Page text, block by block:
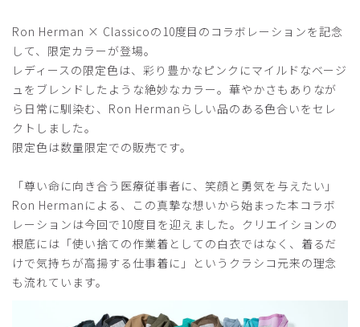
このロンハーマンのシリーズは綿混合なので肌にもやさし
く、かつ化学繊維も入っているため洗濯でシワになりにくい
です！
サイズ展開も豊富で、体型の変化に応じて、買っています！
商品：R30レディース:Ron Herman スクラブパンツ/チ
ャコールグレー/L
moon様
購入確認済み
どちらも着心地がとっても良いです。業務中も動きやすくて
Ron Herman × Classicoの10度目のコラボレーションを記念
して、限定カラーが登場。
レディースの限定色は、彩り豊かなピンクにマイルドなベージ
ュをブレンドしたような絶妙なカラー。華やかさもありなが
ら日常に馴染む、Ron Hermanらしい品のある色合いをセレ
クトしました。
限定色は数量限定での販売です。
「尊い命に向き合う医療従事者に、笑顔と勇気を与えたい」
Ron Hermanによる、この真摯な想いから始まった本コラボ
レーションは今回で10度目を迎えました。クリエイションの
根底には「使い捨ての作業着としての白衣ではなく、着るだ
けで気持ちが高揚する仕事着に」というクラシコ元来の理念
も流れています。